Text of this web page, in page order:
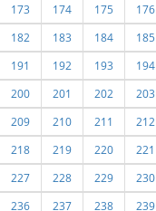
173
174 175 176
182
183 184 185
191
192 193 194
200
201 202 203
209
210 211 212
218
219 220 221
227
228 229 230
236
237 238 239